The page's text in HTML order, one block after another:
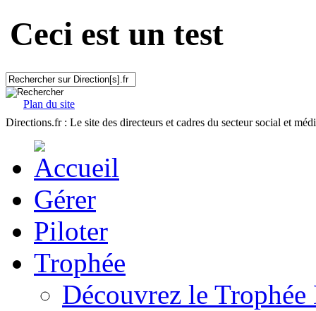
Ceci est un test
Plan du site
Directions.fr : Le site des directeurs et cadres du secteur social et
Gérer
Piloter
Trophée
Découvrez le